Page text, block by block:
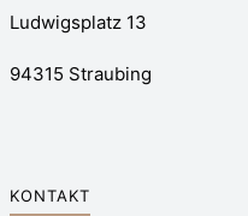
Ludwigsplatz 13
94315 Straubing
KONTAKT